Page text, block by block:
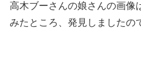
高木ブーさんの娘さんの画像
みたところ、発見しましたの